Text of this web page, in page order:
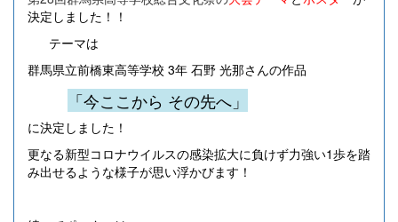
決定しました！！
テーマは
群馬県立前橋東高等学校 3年 石野 光那さんの作品
「今ここから その先へ」
に決定しました！
更なる新型コロナウイルスの感染拡大に負けず力強い1歩を踏
み出せるような様子が思い浮かびます！